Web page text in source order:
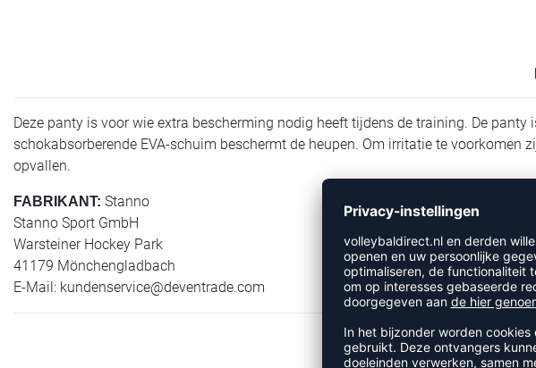
Deze panty is voor wie extra bescherming nodig heeft tijdens de training. De
schokabsorberende EVA-schuim beschermt de heupen. Om irritatie te
opvallen.
FABRIKANT: Stanno
Stanno Sport GmbH
Warsteiner Hockey Park
41179 Mönchengladbach
E-Mail: kundenservice@deventrade.com